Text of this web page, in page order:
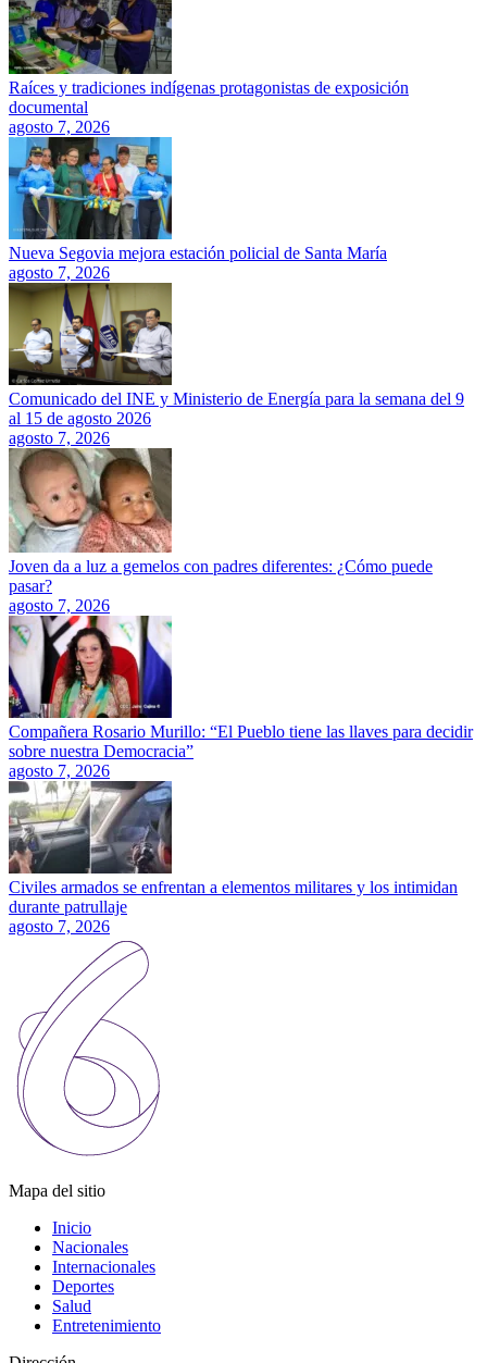
Raíces y tradiciones indígenas protagonistas de exposición
documental
agosto 7, 2026
Nueva Segovia mejora estación policial de Santa María
agosto 7, 2026
Comunicado del INE y Ministerio de Energía para la semana del 9
al 15 de agosto 2026
agosto 7, 2026
Joven da a luz a gemelos con padres diferentes: ¿Cómo puede
pasar?
agosto 7, 2026
Compañera Rosario Murillo: “El Pueblo tiene las llaves para decidir
sobre nuestra Democracia”
agosto 7, 2026
Civiles armados se enfrentan a elementos militares y los intimidan
durante patrullaje
agosto 7, 2026
Mapa del sitio
Inicio
Nacionales
Internacionales
Deportes
Salud
Entretenimiento